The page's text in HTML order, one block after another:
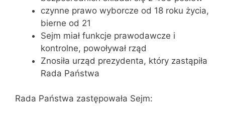
czynne prawo wyborcze od 18 roku życia,
bierne od 21
Sejm miał funkcje prawodawcze i
kontrolne, powoływał rząd
Znosiła urząd prezydenta, który zastąpiła
Rada Państwa
Rada Państwa zastępowała Sejm: